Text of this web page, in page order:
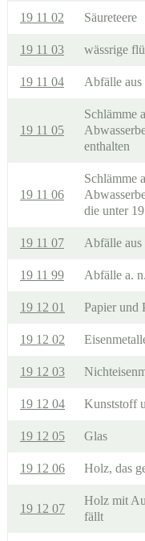
19 11 02 Säureteere
19 11 03 wässrige
19 11 04 Abfälle
19 11 05
Schlämme
enthalten
19 11 06
Schlämme
die unter
19 11 07 Abfälle aus
19 11 99 Abfälle a.
19 12 01 Papier und
19 12 02
19 12 03
19 12 04 Kunststoff
19 12 05 Glas
19 12 06 Holz, das
19 12 07
Holz mit
fällt